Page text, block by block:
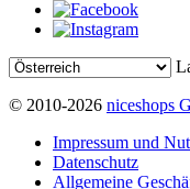
© 2010-2026 niceshops
Impressum und
Datenschutz
Allgemeine